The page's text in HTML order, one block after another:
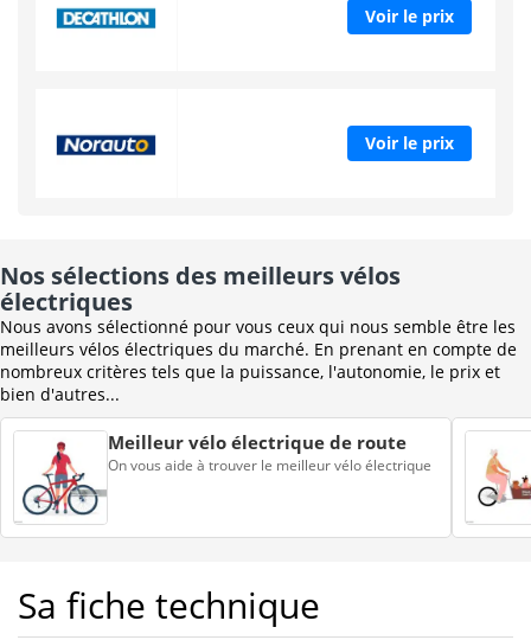
Voir le prix
Voir le prix
Nos sélections des meilleurs vélos
électriques
Nous avons sélectionné pour vous ceux qui nous semble être les
meilleurs vélos électriques du marché. En prenant en compte de
nombreux critères tels que la puissance, l'autonomie, le prix et
bien d'autres...
Meilleur vélo électrique de route
On vous aide à trouver le meilleur vélo électrique
Sa fiche technique